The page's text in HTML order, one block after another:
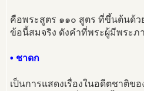
คือพระสูตร ๑๑๐ สูตร ที่ขึ้นต้นด้ว
ข้อนี้สมจริง ดังคำที่พระผู้มีพระภ
• ชาดก
เป็นการแสดงเรื่องในอดีตชาติข